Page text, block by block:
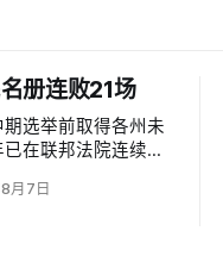
册连败21场
选举前取得各州未
在联邦法院连续败
多个拒绝交出出生
月7日